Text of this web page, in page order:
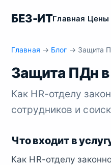
БЕЗ-ИТГлавная Цены
Главная → Блог → Защита
Защита ПДн в
Как HR-отделу
сотрудников и
Что входит в
Как HR-отделу